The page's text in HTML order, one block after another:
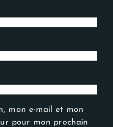
mon e-mail et mon
pour mon prochain